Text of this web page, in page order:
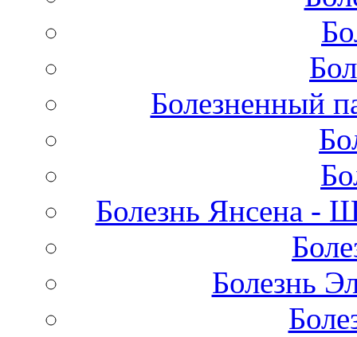
Болезненный
Болезнь Янсена -
Болезнь